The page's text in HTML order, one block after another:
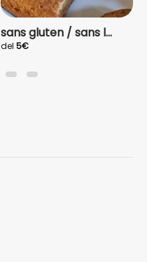
sans gluten / sans l...
del 5€